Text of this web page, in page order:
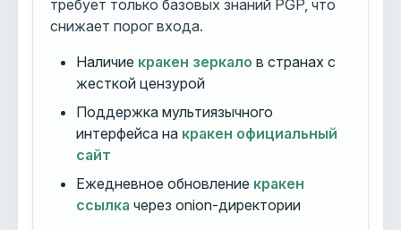
требует только базовых знаний PGP, что
снижает порог входа.
Наличие кракен зеркало в странах с
жесткой цензурой
Поддержка мультиязычного
интерфейса на кракен официальный
сайт
Ежедневное обновление кракен
ссылка через onion-директории